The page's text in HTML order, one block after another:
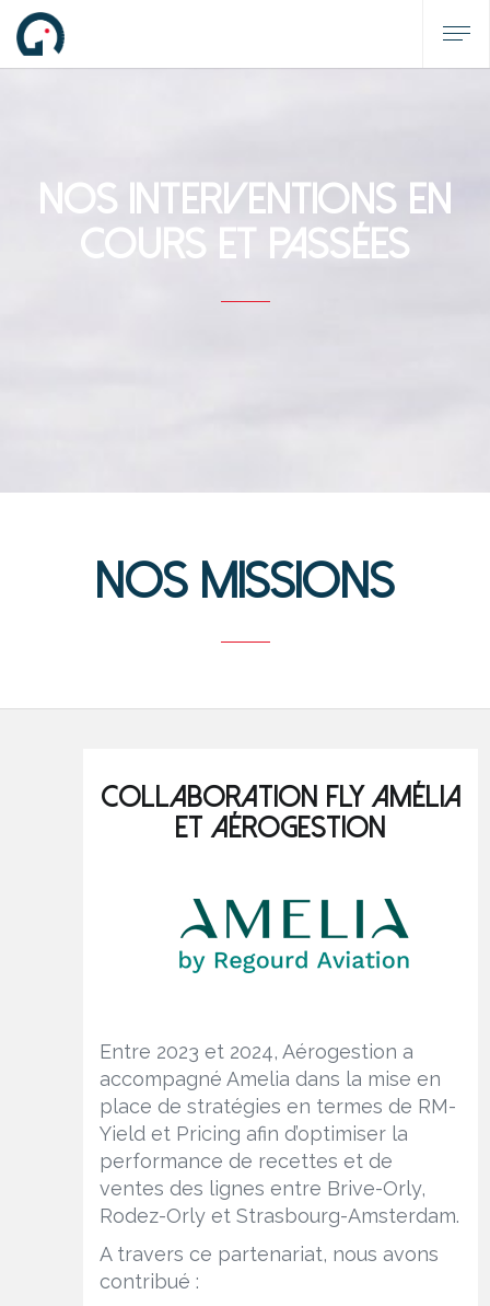
Nos Interventions en
cours et passées
Nos missions
Collaboration Fly Amélia
et Aérogestion
Entre 2023 et 2024, Aérogestion a
accompagné Amelia dans la mise en
place de stratégies en termes de RM-
Yield et Pricing afin d’optimiser la
performance de recettes et de
ventes des lignes entre Brive-Orly,
Rodez-Orly et Strasbourg-Amsterdam.
A travers ce partenariat, nous avons
contribué :